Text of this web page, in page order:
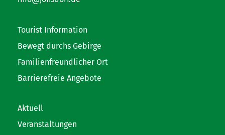
Tourist Information
Bewegt durchs Gebirge
Familienfreundlicher Ort
Barrierefreie Angebote
Aktuell
Veranstaltungen